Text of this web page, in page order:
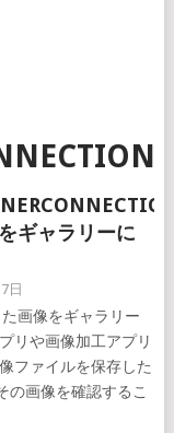
ギャラリーに
日
画像をギャラリー
リや画像加工アプリ
ファイルを保存した
の画像を確認するこ